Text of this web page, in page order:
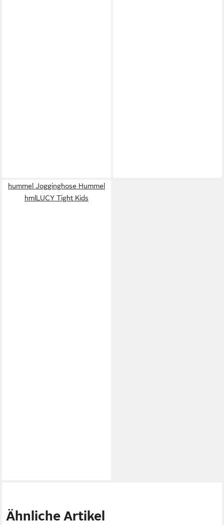
hummel Jogginghose Hummel
hmlLUCY Tight Kids
Ähnliche Artikel